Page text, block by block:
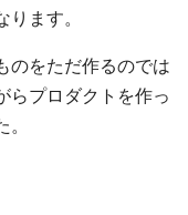
ます。
のをただ作るのでは
らプロダクトを作っ